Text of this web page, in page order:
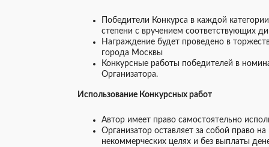
Победители Конкурса в каждой
степени с вручением соответствующих
Награждение будет проведено в
города Москвы
Конкурсные работы победителей в
Организатора.
Использование Конкурсных работ
Автор имеет право самостоятельно
Организатор оставляет за собой право
некоммерческих целях и без выплаты